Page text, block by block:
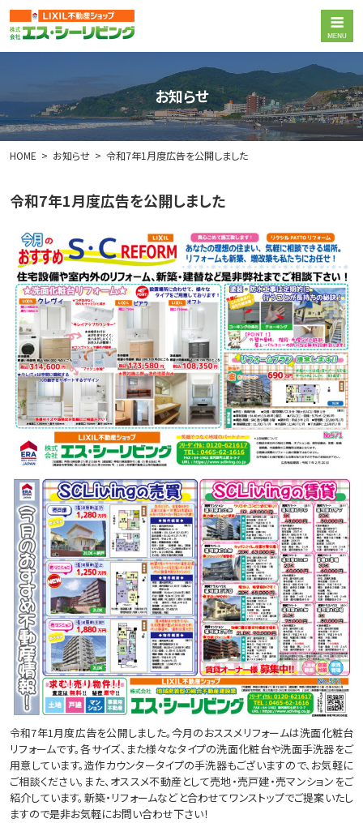
お知らせ
HOME お知らせ 令和7年1月度広告を公開しました
令和7年1月度広告を公開しました
令和7年1月度広告を公開しました。今月のおススメリフォームは洗面化粧台
リフォームです。各サイズ、また様々なタイプの洗面化粧台や洗面手洗器をご
用意しています。造作カウンタータイプの手洗器もございますので、お気軽に
ご相談ください。また、オススメ不動産として売地・売戸建・売マンションをご
紹介しています。新築・リフォームなどと合わせてワンストップでご提案いたし
ますので是非お気軽にお問い合わせ下さい！